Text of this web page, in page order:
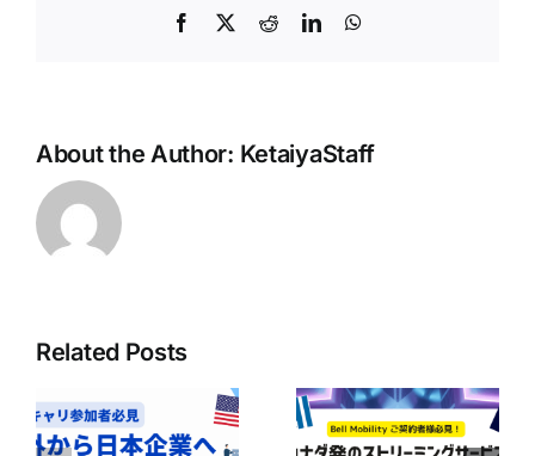
Facebook
X RedditLinkedIn
About the Author: KetaiyaStaff
Related Posts
Bell Mobilityユ